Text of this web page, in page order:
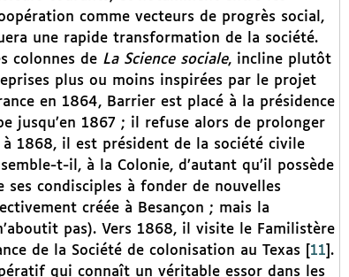
comme vecteurs de progrès social,
une rapide transformation de la société.
colonnes de La Science sociale, incline plutôt
plus ou moins inspirées par le projet
en 1864, Barrier est placé à la présidence
jusqu’en 1867 ; il refuse alors de prolonger
1868, il est président de la société civile
t-il, à la Colonie, d’autant qu’il possède
condisciples à fonder de nouvelles
créée à Besançon ; mais la
pas). Vers 1868, il visite le Familistère
de la Société de colonisation au Texas 11 .
qui connaît un véritable essor dans les